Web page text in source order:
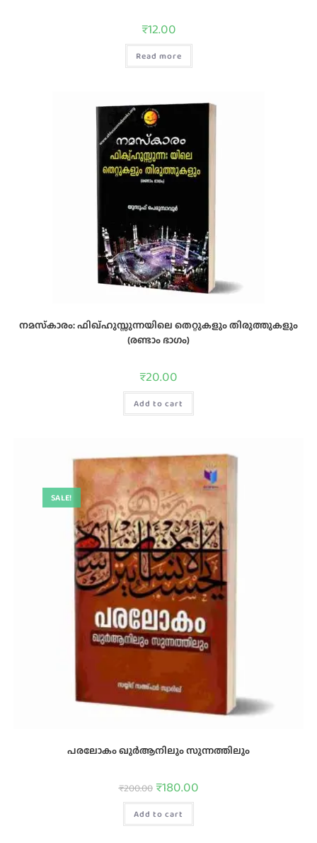
₹12.00
Read more
നമസ്‌കാരം: ഫിഖ്‌ഹുസ്സുന്നയിലെ തെറ്റുകളും തിരുത്തുകളും
(രണ്ടാം ഭാഗം)
₹20.00
Add to cart
SALE!
പരലോകം ഖുര്‍ആനിലും സുന്നത്തിലും
₹200.00 ₹180.00
Add to cart